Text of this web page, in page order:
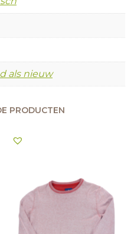
als nieuw
PRODUCTEN